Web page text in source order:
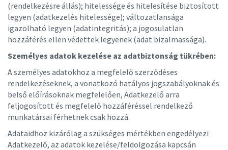
(rendelkezésre állás); hitelessége és hitelesítése biztosított
legyen (adatkezelés hitelessége); változatlansága
igazolható legyen (adatintegritás); a jogosulatlan
hozzáférés ellen védettek legyenek (adat bizalmassága).
Személyes adatok kezelése az adatbiztonság tükrében:
A személyes adatokhoz a megfelelő szerződéses
rendelkezéseknek, a vonatkozó hatályos jogszabályoknak és
belső előírásoknak megfelelően, Adatkezelő arra
feljogosított és megfelelő hozzáféréssel rendelkező
munkatársai férhetnek csak hozzá.
Adataidhoz kizárólag a szükséges mértékben engedélyezi
Adatkezelő, az adatok kezelése/feldolgozása kapcsán